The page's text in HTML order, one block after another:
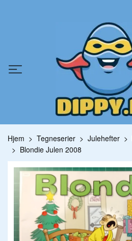
Hjem Tegneserier Julehefter
Blondie Julen 2008